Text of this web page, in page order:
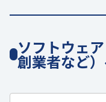
ソフトウェ
創業者など